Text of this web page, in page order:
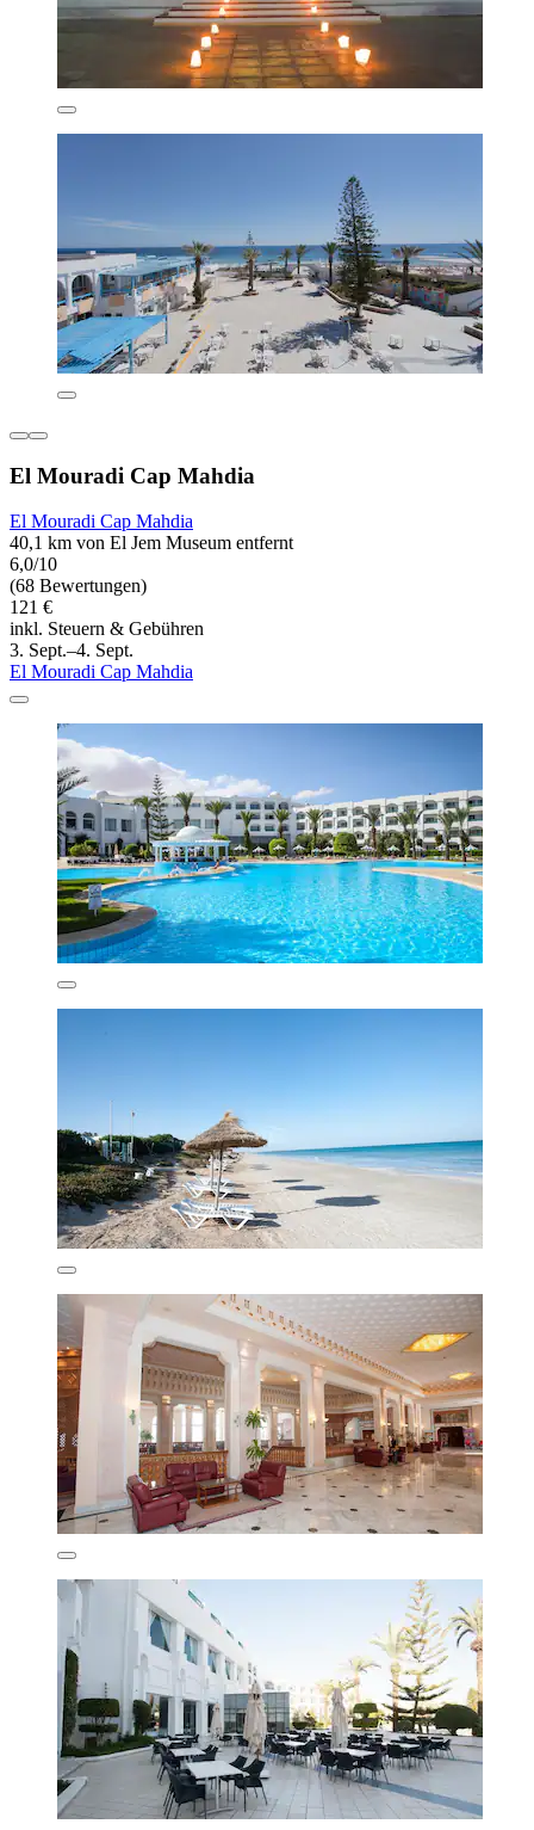
El Mouradi Cap Mahdia
El Mouradi Cap Mahdia
40,1 km von El Jem Museum entfernt
6,0/10
(68 Bewertungen)
121 €
inkl. Steuern & Gebühren
3. Sept.–4. Sept.
El Mouradi Cap Mahdia